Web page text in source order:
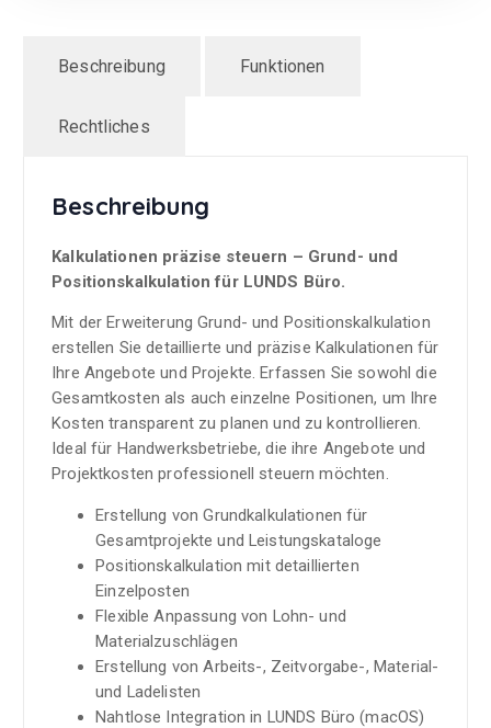
Beschreibung Funktionen
Rechtliches
Beschreibung
Kalkulationen präzise steuern – Grund- und
Positionskalkulation für LUNDS Büro.
Mit der Erweiterung Grund- und Positionskalkulation
erstellen Sie detaillierte und präzise Kalkulationen für
Ihre Angebote und Projekte. Erfassen Sie sowohl die
Gesamtkosten als auch einzelne Positionen, um Ihre
Kosten transparent zu planen und zu kontrollieren.
Ideal für Handwerksbetriebe, die ihre Angebote und
Projektkosten professionell steuern möchten.
Erstellung von Grundkalkulationen für
Gesamtprojekte und Leistungskataloge
Positionskalkulation mit detaillierten
Einzelposten
Flexible Anpassung von Lohn- und
Materialzuschlägen
Erstellung von Arbeits-, Zeitvorgabe-, Material-
und Ladelisten
Nahtlose Integration in LUNDS Büro (macOS)